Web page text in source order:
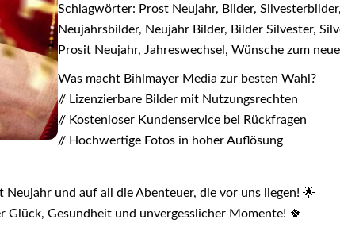
Schlagwörter: Prost Neujahr, Bilder,
Neujahrsbilder, Neujahr Bilder, Bilder Silvester,
Prosit Neujahr, Jahreswechsel, Wünsche zum
Was macht Bihlmayer Media zur besten Wahl?
// Lizenzierbare Bilder mit Nutzungsrechten
// Kostenloser Kundenservice bei Rückfragen
// Hochwertige Fotos in hoher Auflösung
und auf all die Abenteuer, die vor uns liegen! 🌟
Gesundheit und unvergesslicher Momente! 🍀